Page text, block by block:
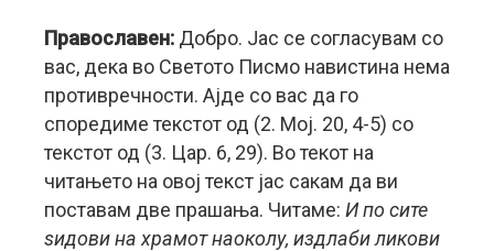
Православен: Добро. Јас се согласувам со
вас, дека во Светото Писмо навистина нема
противречности. Ајде со вас да го
споредиме текстот од (2. Мој. 20, 4-5) со
текстот од (3. Цар. 6, 29). Во текот на
читањето на овој текст јас сакам да ви
поставам две прашања. Читаме: И по сите
ѕидови на храмот наоколу, издлаби ликови